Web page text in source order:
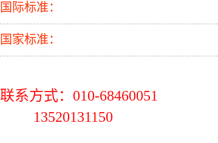
国际标准：
国家标准：
联系方式：010-68460051
13520131150